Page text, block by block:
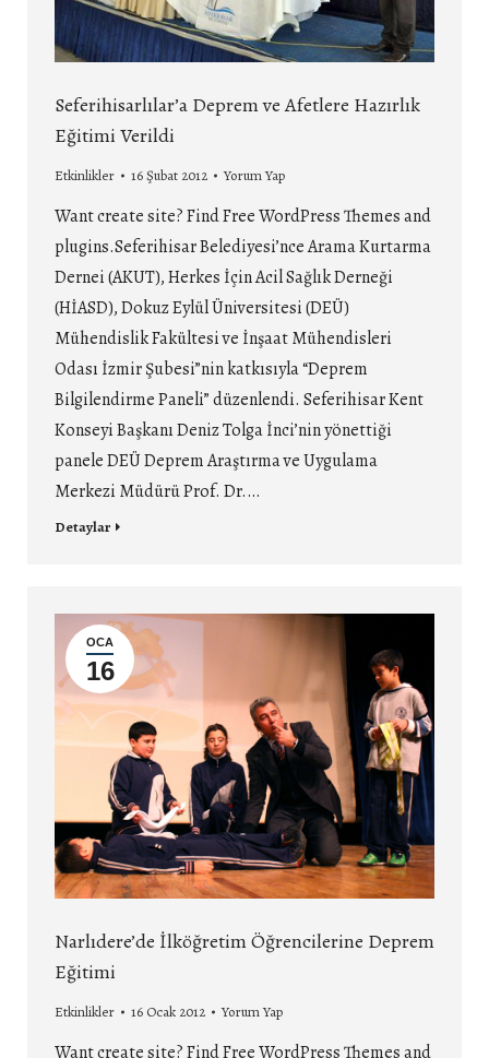
Seferihisarlılar’a Deprem ve Afetlere Hazırlık
Eğitimi Verildi
Etkinlikler 16 Şubat 2012 Yorum Yap
Want create site? Find Free WordPress Themes and
plugins.Seferihisar Belediyesi’nce Arama Kurtarma
Dernei (AKUT), Herkes İçin Acil Sağlık Derneği
(HİASD), Dokuz Eylül Üniversitesi (DEÜ)
Mühendislik Fakültesi ve İnşaat Mühendisleri
Odası İzmir Şubesi”nin katkısıyla “Deprem
Bilgilendirme Paneli” düzenlendi. Seferihisar Kent
Konseyi Başkanı Deniz Tolga İnci’nin yönettiği
panele DEÜ Deprem Araştırma ve Uygulama
Merkezi Müdürü Prof. Dr.…
Detaylar
OCA
16
Narlıdere’de İlköğretim Öğrencilerine Deprem
Eğitimi
Etkinlikler 16 Ocak 2012 Yorum Yap
Want create site? Find Free WordPress Themes and